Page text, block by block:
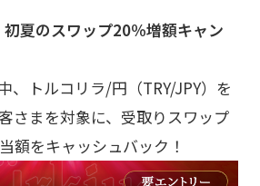
夏のスワップ20％増額キャン
、トルコリラ/円（TRY/JPY）を
さまを対象に、受取りスワップ
額をキャッシュバック！